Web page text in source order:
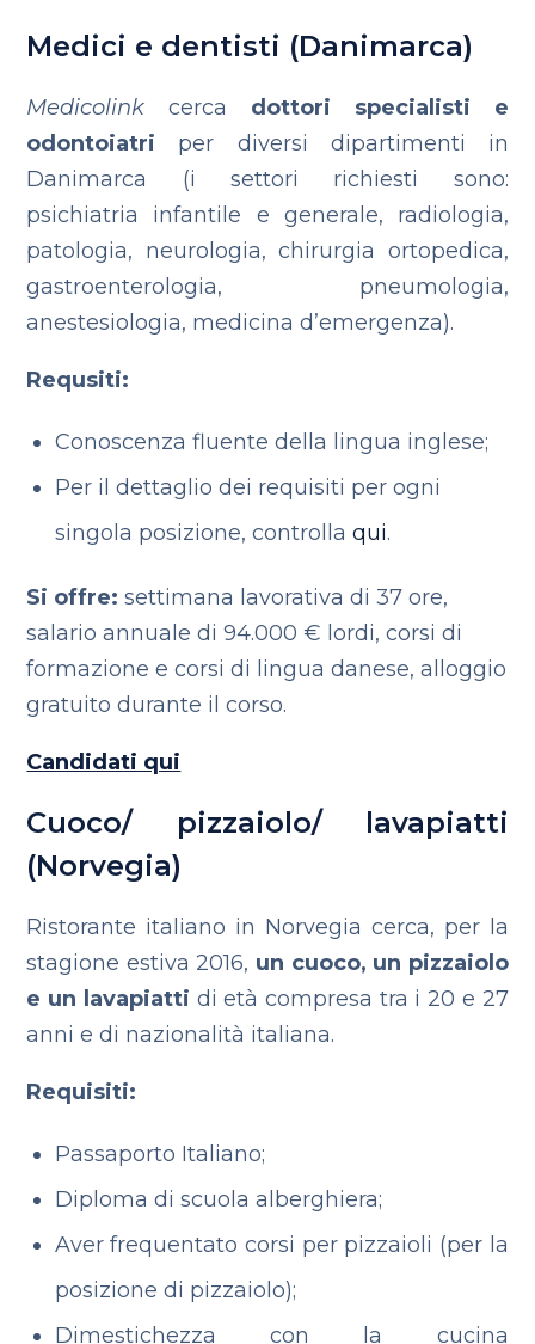
Medici e dentisti (Danimarca)
Medicolink cerca dottori specialisti e
odontoiatri per diversi dipartimenti in
Danimarca (i settori richiesti sono:
psichiatria infantile e generale, radiologia,
patologia, neurologia, chirurgia ortopedica,
gastroenterologia, pneumologia,
anestesiologia, medicina d’emergenza).
Requsiti:
Conoscenza fluente della lingua inglese;
Per il dettaglio dei requisiti per ogni
singola posizione, controlla qui.
Si offre: settimana lavorativa di 37 ore,
salario annuale di 94.000 € lordi, corsi di
formazione e corsi di lingua danese, alloggio
gratuito durante il corso.
Candidati qui
Cuoco/ pizzaiolo/ lavapiatti
(Norvegia)
Ristorante italiano in Norvegia cerca, per la
stagione estiva 2016, un cuoco, un pizzaiolo
e un lavapiatti di età compresa tra i 20 e 27
anni e di nazionalità italiana.
Requisiti:
Passaporto Italiano;
Diploma di scuola alberghiera;
Aver frequentato corsi per pizzaioli (per la
posizione di pizzaiolo);
Dimestichezza con la cucina